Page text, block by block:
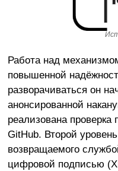
Работа над
повышенной
разворачиваться он
анонсированной
реализована проверка
GitHub. Второй
возвращаемого
цифровой подписью